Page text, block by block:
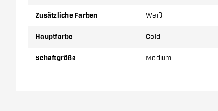
Zusätzliche Farben Weiß
Hauptfarbe Gold
Schaftgröße Medium